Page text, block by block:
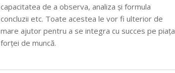
capacitatea de a observa, analiza și formula
concluzii etc. Toate acestea le vor fi ulterior de
mare ajutor pentru a se integra cu succes pe piața
forței de muncă.